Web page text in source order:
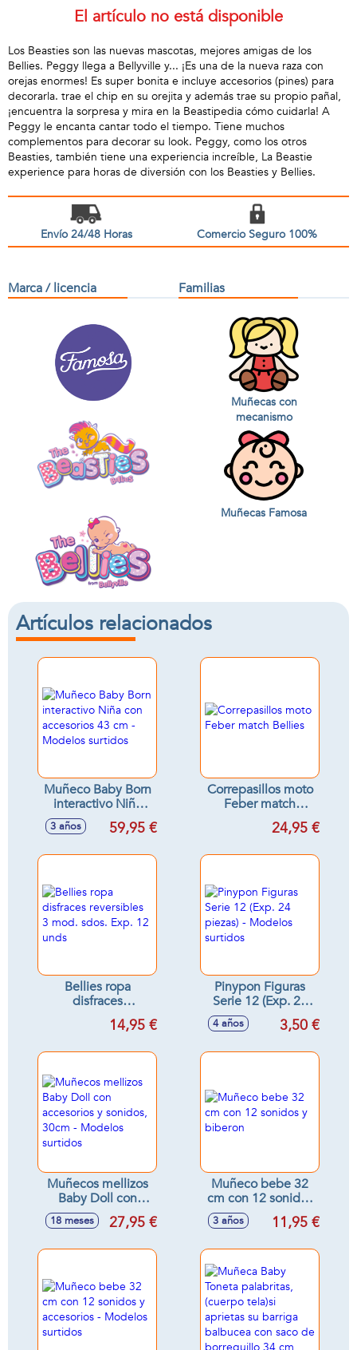
El artículo no está disponible
Los Beasties son las nuevas mascotas, mejores amigas de los
Bellies. Peggy llega a Bellyville y... ¡Es una de la nueva raza con
orejas enormes! Es super bonita e incluye accesorios (pines) para
decorarla. trae el chip en su orejita y además trae su propio pañal,
¡encuentra la sorpresa y mira en la Beastipedia cómo cuidarla! A
Peggy le encanta cantar todo el tiempo. Tiene muchos
complementos para decorar su look. Peggy, como los otros
Beasties, también tiene una experiencia increíble, La Beastie
experience para horas de diversión con los Beasties y Bellies.
Envío 24/48 Horas Comercio Seguro 100%
Marca / licencia Familias
Muñecas con
mecanismo
Muñecas Famosa
Artículos relacionados
Muñeco Baby Born
interactivo Niña
con accesorios 43
cm - Modelos
3 años 59,95 €
Correpasillos moto
Feber match
Bellies24,95 €
Bellies ropa
disfraces
reversibles 3 mod.
sdos. Exp. 12 unds
14,95 €
Pinypon Figuras
Serie 12 (Exp. 24
piezas) - Modelos
surtidos
4 años 3,50 €
Muñecos mellizos
Baby Doll con
accesorios y
sonidos, 30cm -
18 meses 27,95 €
Muñeco bebe 32
cm con 12 sonidos
y biberon
3 años 11,95 €